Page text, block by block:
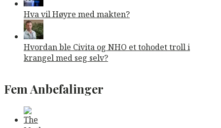
Hva vil Høyre med makten?
Hvordan ble Civita og NHO et tohodet troll i
krangel med seg selv?
Fem Anbefalinger